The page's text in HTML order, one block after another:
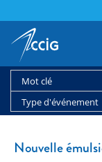
Type d'événement
Nouvelle